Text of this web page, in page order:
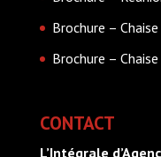
Brochure –
Brochure –
CONTACT
L’Intégrale